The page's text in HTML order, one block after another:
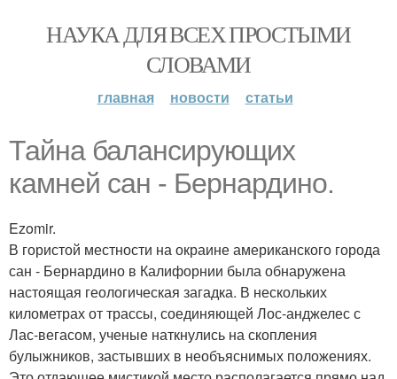
НАУКА ДЛЯ ВСЕХ ПРОСТЫМИ
СЛОВАМИ
главная новости статьи
Тайна балансирующих
камней сан - Бернардино.
Ezomir.
В гористой местности на окраине американского города
сан - Бернардино в Калифорнии была обнаружена
настоящая геологическая загадка. В нескольких
километрах от трассы, соединяющей Лос-анджелес с
Лас-вегасом, ученые наткнулись на скопления
булыжников, застывших в необъяснимых положениях.